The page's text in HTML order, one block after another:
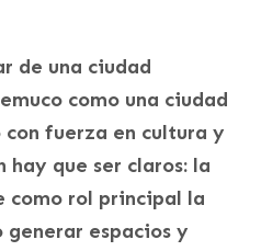
de una ciudad
como una ciudad
fuerza en cultura y
que ser claros: la
como rol principal la
espacios y